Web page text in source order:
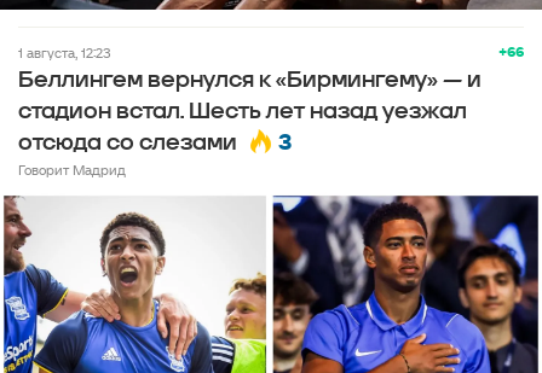
+66
1 августа, 12:23
Беллингем вернулся к «Бирмингему» — и
стадион встал. Шесть лет назад уезжал
отсюда со слезами
3
Говорит Мадрид